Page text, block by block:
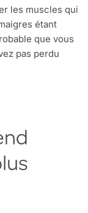
les muscles qui
étant
que vous
pas perdu